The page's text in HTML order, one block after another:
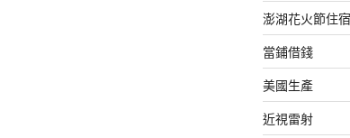
澎湖花火節住
當鋪借錢
美國生產
近視雷射